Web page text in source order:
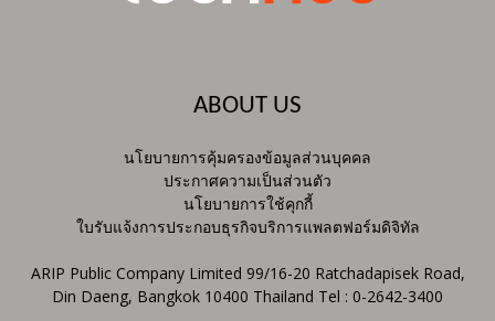
ABOUT US
นโยบายการคุ้มครองข้อมูลส่วนบุคคล
ประกาศความเป็นส่วนตัว
นโยบายการใช้คุกกี้
ใบรับแจ้งการประกอบธุรกิจบริการแพลตฟอร์มดิจิทัล
ARIP Public Company Limited 99/16-20 Ratchadapisek Road,
Din Daeng, Bangkok 10400 Thailand Tel : 0-2642-3400